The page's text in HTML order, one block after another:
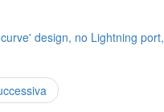
design, no Lightning port,